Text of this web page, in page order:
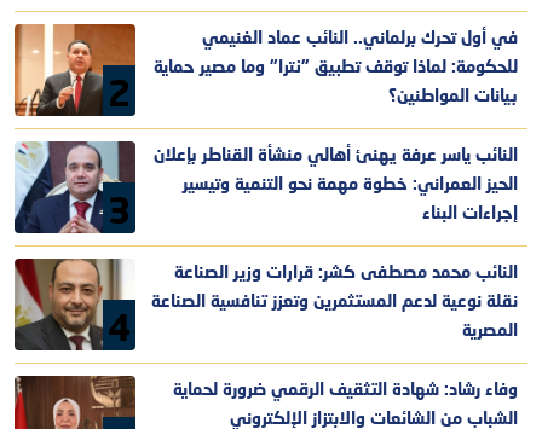
2
في أول تحرك برلماني.. النائب عماد الغنيمي
للحكومة: لماذا توقف تطبيق "نترا" وما مصير حماية
بيانات المواطنين؟
3
النائب ياسر عرفة يهنئ أهالي منشأة القناطر بإعلان
الحيز العمراني: خطوة مهمة نحو التنمية وتيسير
إجراءات البناء
4
النائب محمد مصطفى كشر: قرارات وزير الصناعة
نقلة نوعية لدعم المستثمرين وتعزز تنافسية الصناعة
المصرية
وفاء رشاد: شهادة التثقيف الرقمي ضرورة لحماية
الشباب من الشائعات والابتزاز الإلكتروني